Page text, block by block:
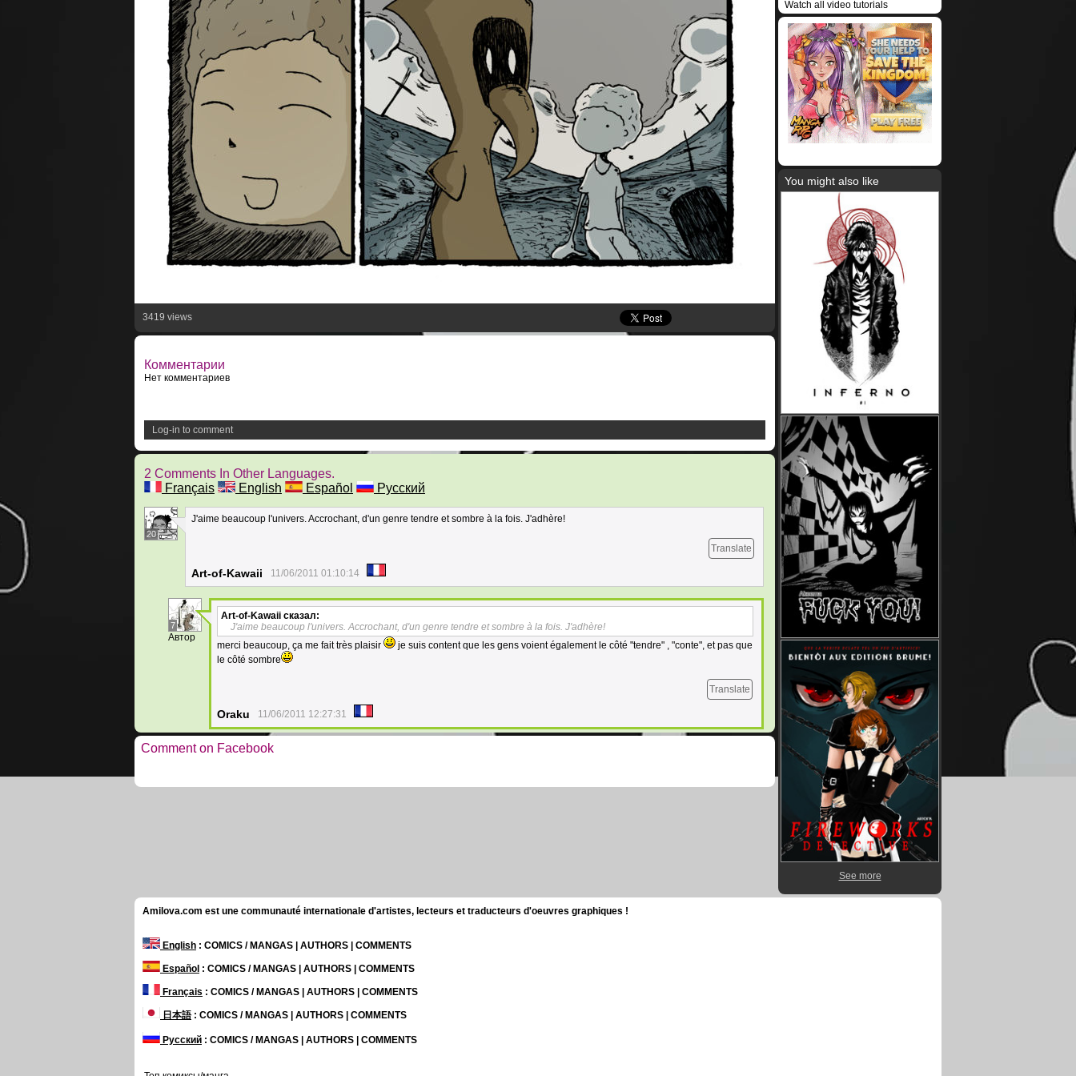
3419 views
Комментарии
Нет комментариев
Log-in to comment
2 Comments In Other Languages.
Français
English Español Русский
20
J'aime beaucoup l'univers. Accrochant, d'un genre tendre et sombre à la fois. J'adhère!
Translate
Art-of-Kawaii 11/06/2011 01:10:14
7
Автор
Art-of-Kawaii сказал:
J'aime beaucoup l'univers. Accrochant, d'un genre tendre et sombre à la fois. J'adhère!
merci beaucoup, ça me fait très plaisir
je suis content que les gens voient également le côté "tendre" , "conte", et pas que
le côté sombre
Translate
Oraku 11/06/2011 12:27:31
Comment on Facebook
Watch all video tutorials
You might also like
See more
Amilova.com est une communauté internationale d'artistes, lecteurs et traducteurs d'oeuvres graphiques !
English : COMICS / MANGAS | AUTHORS | COMMENTS
Español : COMICS / MANGAS | AUTHORS | COMMENTS
Français : COMICS / MANGAS | AUTHORS | COMMENTS
日本語: COMICS / MANGAS | AUTHORS | COMMENTS
Русский : COMICS / MANGAS | AUTHORS | COMMENTS